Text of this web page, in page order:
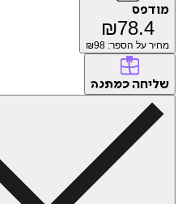
מודפס
₪78.4
מחיר על הספר: ₪ 98
שליחה כמתנה